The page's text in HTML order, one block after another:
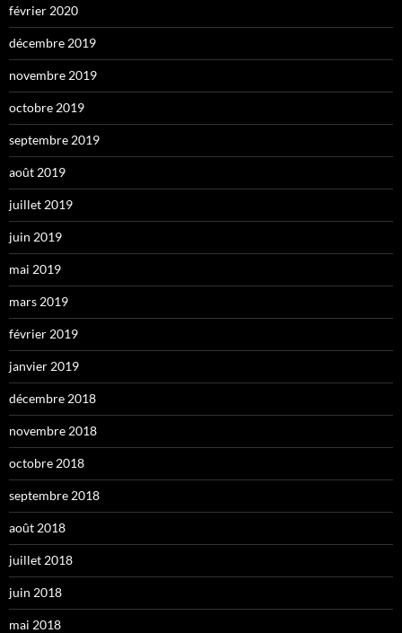
février 2020
décembre 2019
novembre 2019
octobre 2019
septembre 2019
août 2019
juillet 2019
juin 2019
mai 2019
mars 2019
février 2019
janvier 2019
décembre 2018
novembre 2018
octobre 2018
septembre 2018
août 2018
juillet 2018
juin 2018
mai 2018